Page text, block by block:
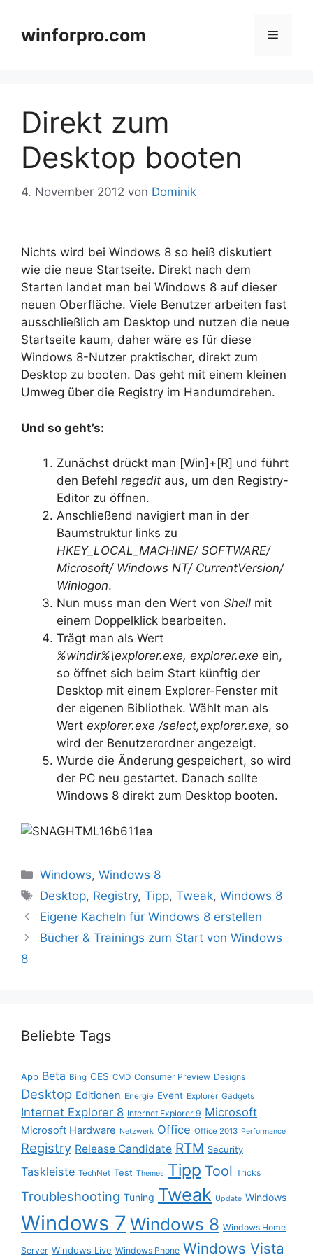
springenwinforpro.com Menü
Direkt zum
Desktop booten
4. November 2012 von Dominik
Nichts wird bei Windows 8 so heiß diskutiert
wie die neue Startseite. Direkt nach dem
Starten landet man bei Windows 8 auf dieser
neuen Oberfläche. Viele Benutzer arbeiten fast
ausschließlich am Desktop und nutzen die neue
Startseite kaum, daher wäre es für diese
Windows 8-Nutzer praktischer, direkt zum
Desktop zu booten. Das geht mit einem kleinen
Umweg über die Registry im Handumdrehen.
Und so geht’s:
Zunächst drückt man [Win]+[R] und führt
den Befehl regedit aus, um den Registry-
Editor zu öffnen.
Anschließend navigiert man in der
Baumstruktur links zu
HKEY_LOCAL_MACHINE/ SOFTWARE/
Microsoft/ Windows NT/ CurrentVersion/
Winlogon.
Nun muss man den Wert von Shell mit
einem Doppelklick bearbeiten.
Trägt man als Wert
%windir%\explorer.exe, explorer.exe ein,
so öffnet sich beim Start künftig der
Desktop mit einem Explorer-Fenster mit
der eigenen Bibliothek. Wählt man als
Wert explorer.exe /select,explorer.exe, so
wird der Benutzerordner angezeigt.
Wurde die Änderung gespeichert, so wird
der PC neu gestartet. Danach sollte
Windows 8 direkt zum Desktop booten.
Kategorien
Windows,Windows 8
Schlagwörter
Desktop, Registry,Tipp,Tweak,Windows 8
Eigene Kacheln für Windows 8 erstellen
Bücher & Trainings zum Start von Windows
8
Beliebte Tags
App Beta Bing CES CMD Consumer Preview Designs
Desktop Editionen Energie Event Explorer Gadgets
Internet Explorer 8 Internet Explorer 9 Microsoft
Microsoft Hardware Netzwerk Office Office 2013 Performance
Registry Release Candidate RTM Security
Taskleiste TechNet Test Themes Tipp Tool Tricks
Troubleshooting Tuning Tweak Update Windows
Windows 7 Windows 8 Windows Home
Server Windows Live Windows Phone Windows Vista